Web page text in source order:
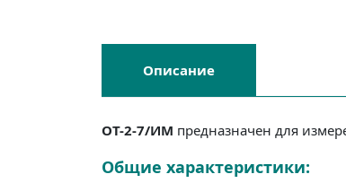
Описание
ОТ-2-7/ИМ предназначен для
Общие характеристики: